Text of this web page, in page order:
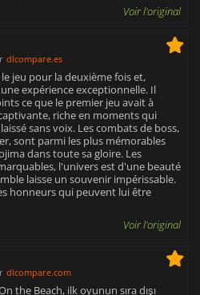
Voir l'original
dlcompare.es
jeu pour la deuxième fois et,
expérience exceptionnelle. Il
ce que le premier jeu avait à
riche en moments qui
sans voix. Les combats de boss,
sont parmi les plus mémorables
dans toute sa gloire. Les
l'univers est d'une beauté
laisse un souvenir impérissable.
honneurs qui peuvent lui être
Voir l'original
dlcompare.com
the Beach, ilk oyunun sıra dışı